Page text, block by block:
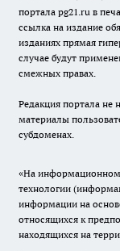
портала pg21.ru в
ссылка на издание
изданиях прямая
случае будут
смежных правах.
Редакция портала не
материалы
субдоменах.
«На информационном
технологии
информации на
относящихся к
находящихся на